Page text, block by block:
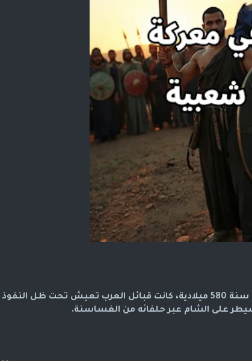
عندما انتصر العرب على الغساسنة في سنة 580 ميلادية، كانت قبائل العرب تعيش تحت ظل النفوذ
على الشام عبر حلفائه من الغساسنة.